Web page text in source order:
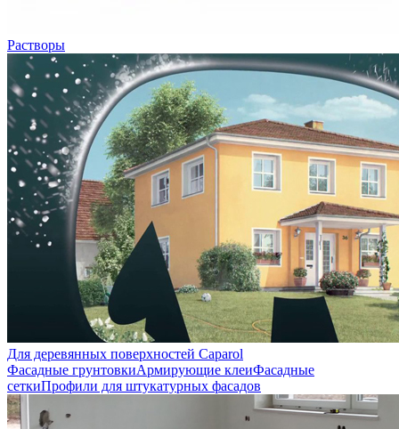
Растворы
Для деревянных поверхностей Caparol
Фасадные грунтовкиАрмирующие клеиФасадные
сеткиПрофили для штукатурных фасадов